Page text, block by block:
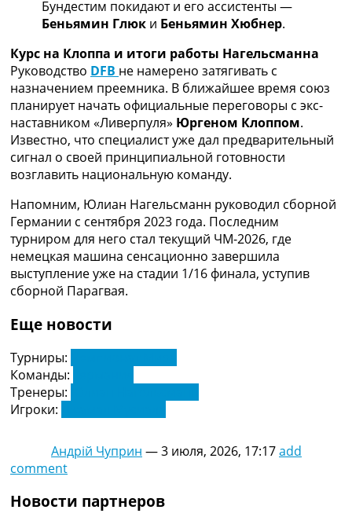
Лига Чемпионов. Таблицы групп
Англия. Премьер-Лига
Испания. Ла Лига
Все таблицы >>>
Рейтинги
Рейтинг стран УЕФА
Рейтинг клубов УЕФА
Рейтинг ФИФА
ТВ программа
Бундестим покидают и его ассистенты —
Беньямин Глюк и Беньямин Хюбнер.
Курс на Клоппа и итоги работы Нагельсманна
Руководство DFB не намерено затягивать с
назначением преемника. В ближайшее время союз
планирует начать официальные переговоры с экс-
наставником «Ливерпуля» Юргеном Клоппом.
Известно, что специалист уже дал предварительный
сигнал о своей принципиальной готовности
возглавить национальную команду.
Напомним, Юлиан Нагельсманн руководил сборной
Германии с сентября 2023 года. Последним
турниром для него стал текущий ЧМ-2026, где
немецкая машина сенсационно завершила
выступление уже на стадии 1/16 финала, уступив
сборной Парагвая.
Еще новости
Турниры:
Команды:
Тренеры:
Игроки:
Андрій Чуприн —3 июля, 2026, 17:17add
comment
Новости партнеров